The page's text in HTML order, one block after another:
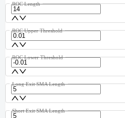
ROC Length
ROC Upper Threshold
ROC Lower Threshold
Long Exit SMA Length
Short Exit SMA Length